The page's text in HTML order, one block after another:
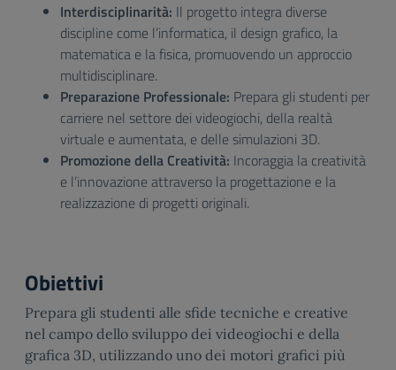
Interdisciplinarità: Il progetto integra diverse
discipline come l’informatica, il design grafico, la
matematica e la fisica, promuovendo un approccio
multidisciplinare.
Preparazione Professionale: Prepara gli studenti per
carriere nel settore dei videogiochi, della realtà
virtuale e aumentata, e delle simulazioni 3D.
Promozione della Creatività: Incoraggia la creatività
e l’innovazione attraverso la progettazione e la
realizzazione di progetti originali.
Obiettivi
Prepara gli studenti alle sfide tecniche e creative
nel campo dello sviluppo dei videogiochi e della
grafica 3D, utilizzando uno dei motori grafici più